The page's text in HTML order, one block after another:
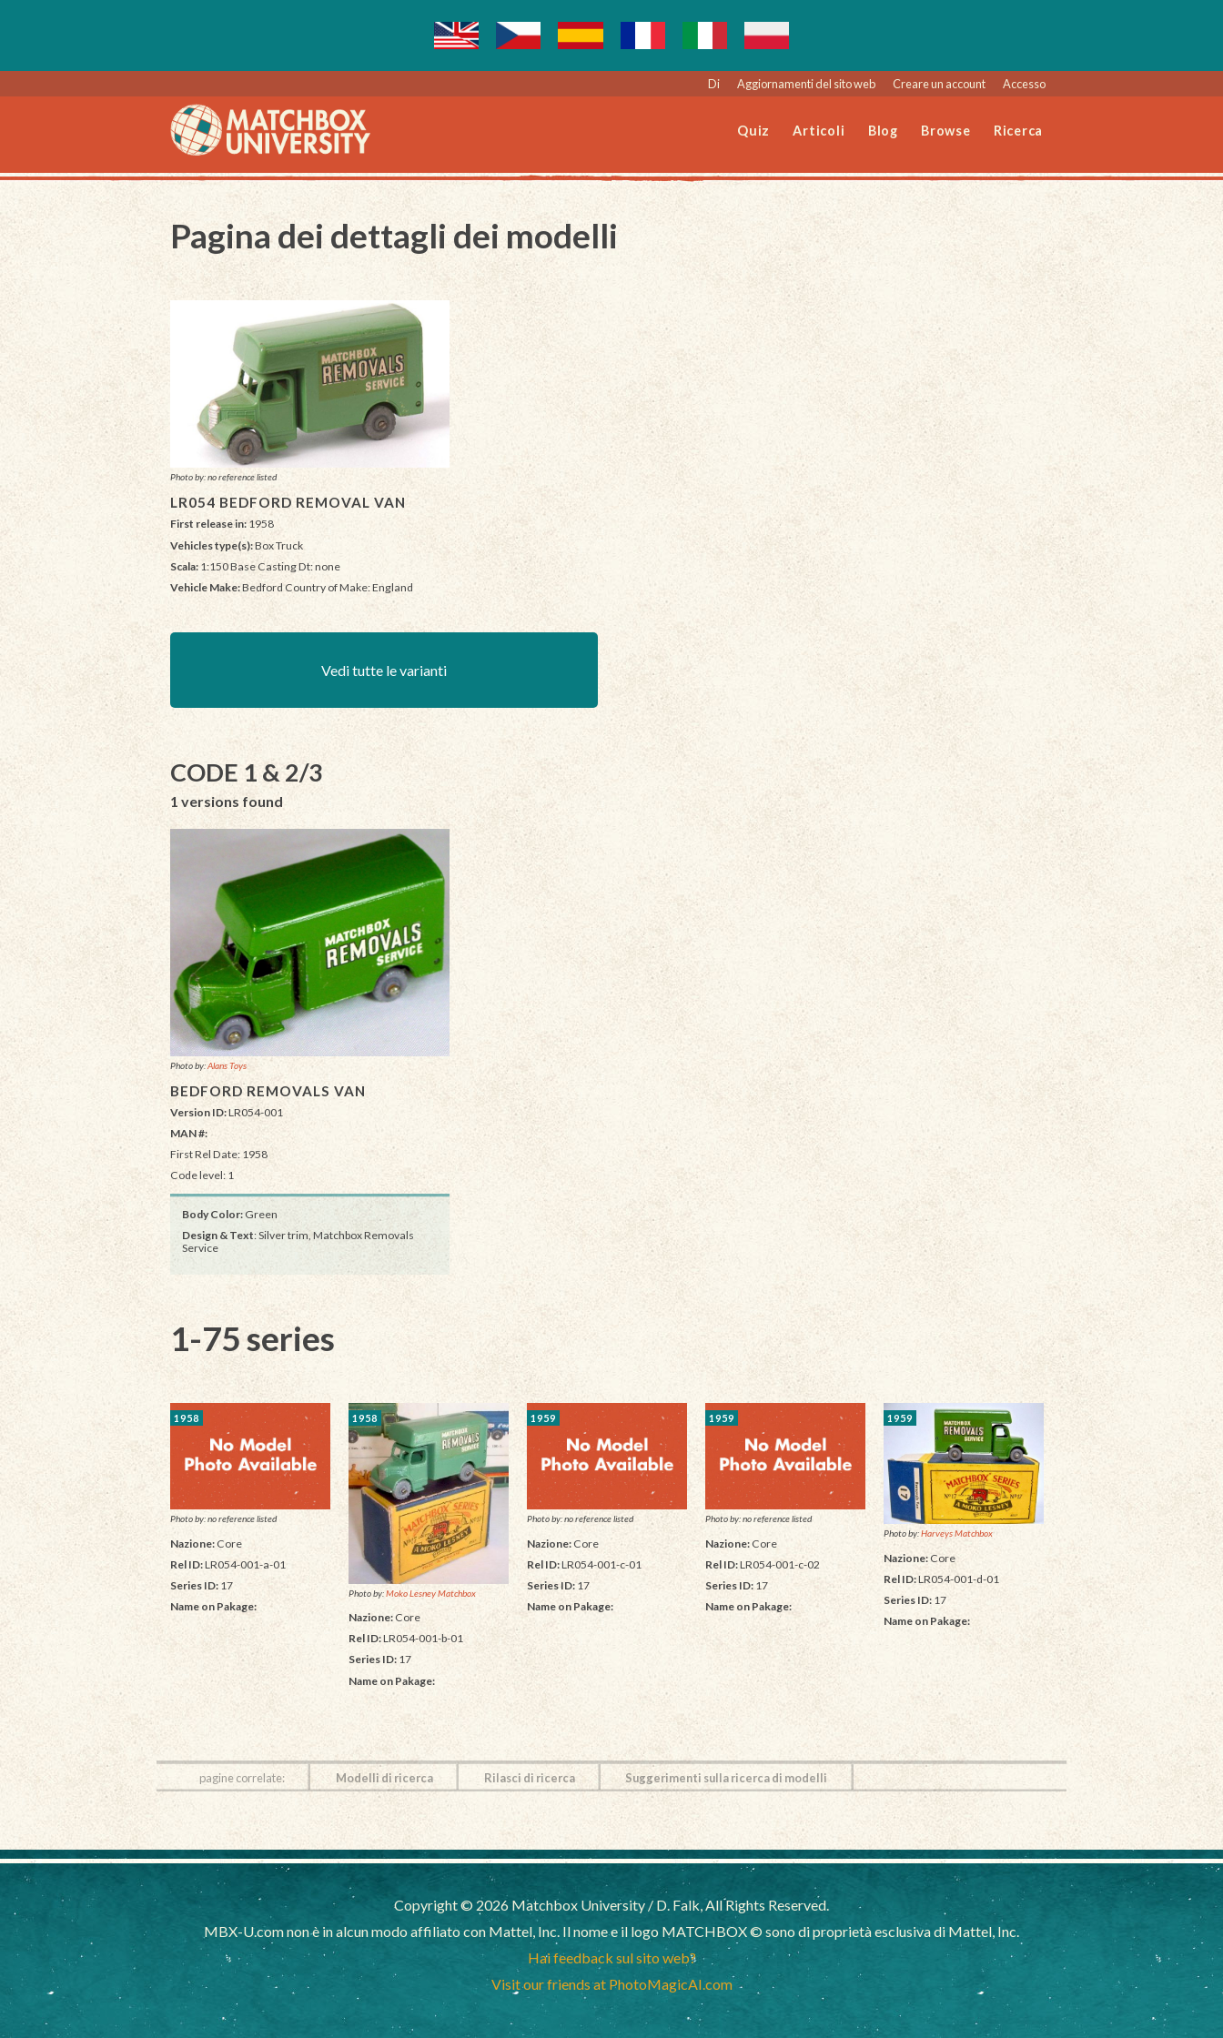
Di Aggiornamenti del sito web Creare un account Accesso
Quiz Articoli Blog Browse Ricerca
Pagina dei dettagli dei modelli
Photo by: no reference listed
LR054 BEDFORD REMOVAL VAN
First release in:1958
Vehicles type(s):Box Truck
Scala: 1:150 Base Casting Dt: none
Vehicle Make:Bedford Country of Make: England
Vedi tutte le varianti
CODE 1 & 2/3
1 versions found
Photo by:Alans Toys
BEDFORD REMOVALS VAN
Version ID:LR054-001
MAN #:
First Rel Date: 1958
Code level: 1
Body Color:Green
Design & Text: Silver trim, Matchbox Removals
Service
1-75 series
1958
Photo by: no reference listed
Nazione:Core
Rel ID:LR054-001-a-01
Series ID: 17
Name on Pakage:
1958
Photo by:Moko Lesney Matchbox
Nazione:Core
Rel ID:LR054-001-b-01
Series ID: 17
Name on Pakage:
1959
Photo by: no reference listed
Nazione:Core
Rel ID:LR054-001-c-01
Series ID: 17
Name on Pakage:
1959
Photo by: no reference listed
Nazione:Core
Rel ID:LR054-001-c-02
Series ID: 17
Name on Pakage:
1959
Photo by:Harveys Matchbox
Nazione: Core
Rel ID: LR054-001-d-01
Series ID: 17
Name on Pakage:
pagine correlate: Modelli di ricerca Rilasci di ricerca Suggerimenti sulla ricerca di modelli
Copyright © 2026 Matchbox University / D. Falk, All Rights Reserved.
MBX-U.com non è in alcun modo affiliato con Mattel, Inc. Il nome e il logo MATCHBOX © sono di proprietà esclusiva di Mattel, Inc.
Hai feedback sul sito web?
Visit our friends at PhotoMagicAI.com